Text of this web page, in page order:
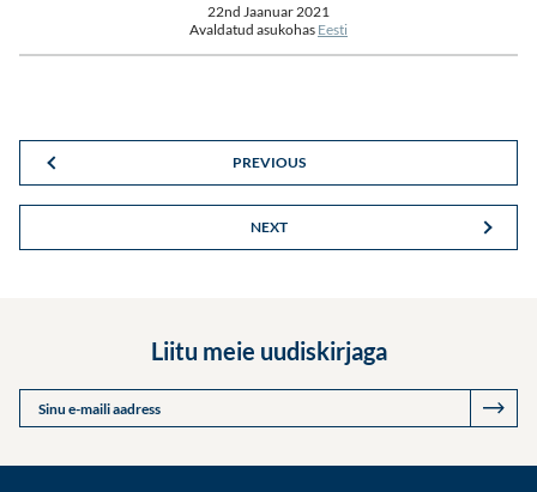
22nd Jaanuar 2021
Avaldatud asukohas Eesti
PREVIOUS
NEXT
Liitu meie uudiskirjaga
Sinu e-maili aadress